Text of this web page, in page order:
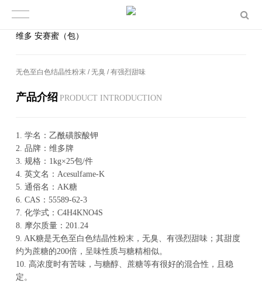
维多 安赛蜜（包）
无色至白色结晶性粉末 / 无臭 / 有强烈甜味
产品介绍 PROD­UCT IN­TRO­DUC­TION
1. 学名：乙酰磺胺酸钾
2. 品牌：维多牌
3. 规格：1kg×25包/件
4. 英文名：Acesulfame-K
5. 通俗名：AK糖
6. CAS：55589-62-3
7. 化学式：C4H4KNO4S
8. 摩尔质量：201.24
9. AK糖是无色至白色结晶性粉末，无臭、有强烈甜味；其甜度
约为蔗糖的200倍，呈味性质与糖精相似。
10. 高浓度时有苦味，与糖醇、蔗糖等有很好的混合性，且稳
定。